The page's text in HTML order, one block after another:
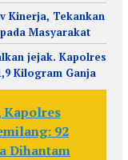
Kinerja, Tekankan
Masyarakat
jejak. Kapolres
Kilogram Ganja
Kapolres
92
Dihantam